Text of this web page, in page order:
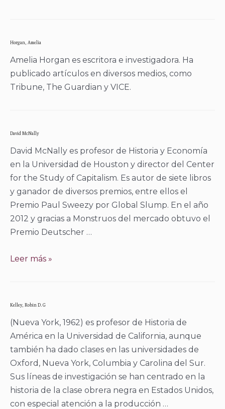
Horgan, Amelia
Amelia Horgan es escritora e investigadora. Ha
publicado artículos en diversos medios, como
Tribune, The Guardian y VICE.
David McNally
David McNally es profesor de Historia y Economía
en la Universidad de Houston y director del Center
for the Study of Capitalism. Es autor de siete libros
y ganador de diversos premios, entre ellos el
Premio Paul Sweezy por Global Slump. En el año
2012 y gracias a Monstruos del mercado obtuvo el
Premio Deutscher …
David
Leer más »
Kelley, Robin D. G
(Nueva York, 1962) es profesor de Historia de
América en la Universidad de California, aunque
también ha dado clases en las universidades de
Oxford, Nueva York, Columbia y Carolina del Sur.
Sus líneas de investigación se han centrado en la
historia de la clase obrera negra en Estados Unidos,
con especial atención a la producción …